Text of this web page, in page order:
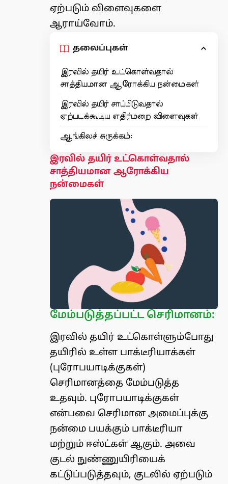
ஏற்படும் விளைவுகளை
ஆராய்வோம்.
தலைப்புகள்
இரவில் தயிர் உட்கொள்வதால்
சாத்தியமான ஆரோக்கிய நன்மைகள்
இரவில் தயிர் சாப்பிடுவதால்
ஏற்படக்கூடிய எதிர்மறை விளைவுகள்
ஆங்கிலச் சுருக்கம்:
இரவில் தயிர் உட்கொள்வதால்
சாத்தியமான ஆரோக்கிய
நன்மைகள்
மேம்படுத்தப்பட்ட செரிமானம்:
இரவில் தயிர் உட்கொள்ளும்போது
தயிரில் உள்ள பாக்டீரியாக்கள்
(புரோபயாடிக்குகள்)
செரிமானத்தை மேம்படுத்த
உதவும். புரோபயாடிக்குகள்
என்பவை செரிமான அமைப்புக்கு
நன்மை பயக்கும் பாக்டீரியா
மற்றும் ஈஸ்ட்கள் ஆகும். அவை
குடல் நுண்ணுயிரியைக்
கட்டுப்படுத்தவும், குடலில் ஏற்படும்